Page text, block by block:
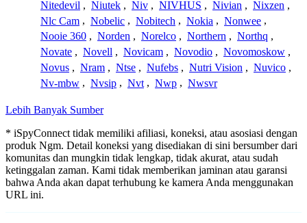
Nitedevil , Niutek , Niv , NIVHUS , Nivian , Nixzen ,
Nlc Cam , Nobelic , Nobitech , Nokia , Nonwee ,
Nooie 360 , Norden , Norelco , Northern , Northq ,
Novate , Novell , Novicam , Novodio , Novomoskow ,
Novus , Nram , Ntse , Nufebs , Nutri Vision , Nuvico ,
Nv-mbw , Nvsip , Nvt , Nwp , Nwsvr
Lebih Banyak Sumber
* iSpyConnect tidak memiliki afiliasi, koneksi, atau asosiasi dengan
produk Ngm. Detail koneksi yang disediakan di sini bersumber dari
komunitas dan mungkin tidak lengkap, tidak akurat, atau sudah
ketinggalan zaman. Kami tidak memberikan jaminan atau garansi
bahwa Anda akan dapat terhubung ke kamera Anda menggunakan
URL ini.